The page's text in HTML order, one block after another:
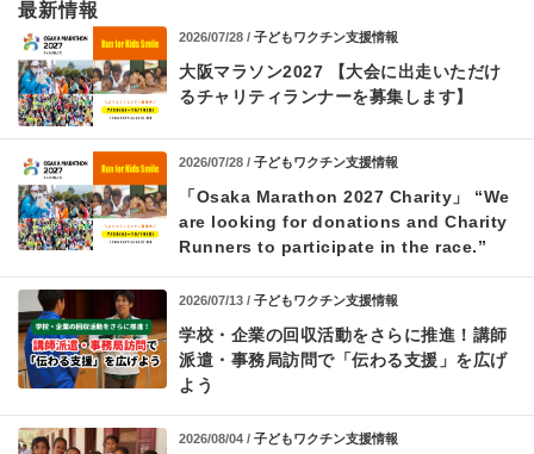
最新情報
2026/07/28 /子どもワクチン支援情報
大阪マラソン2027
【大会に出走いただけ
るチャリティランナーを募集します】
2026/07/28 /子どもワクチン支援情報
「Osaka Marathon 2027 Charity」 “We
are looking for donations and Charity
Runners to participate in the race.”
2026/07/13 /子どもワクチン支援情報
学校・企業の回収活動をさらに推進！ 講師
派遣・事務局訪問で「伝わる支援」を広げ
よう
2026/08/04 /子どもワクチン支援情報